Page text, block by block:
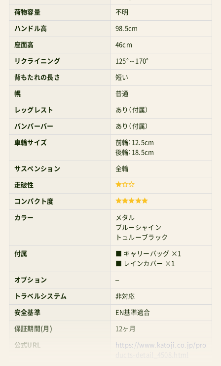
荷物容量 不明
ハンドル高 98.5cm
座面高 46cm
リクライニング 125°～170°
背もたれの長さ 短い
幌 普通
レッグレスト あり（付属）
バンパーバー あり（付属）
車輪サイズ
前輪：12.5cm
後輪：18.5cm
サスペンション 全輪
走破性
コンパクト度
カラー
メタル
ブルーシャイン
トュルーブラック
付属
■ キャリーバッグ ×1
■ レインカバー ×1
オプション –
トラベルシステム 非対応
安全基準 EN基準適合
保証期間(月) 12ヶ月
公式URL
https://www.katoji.co.jp/pro